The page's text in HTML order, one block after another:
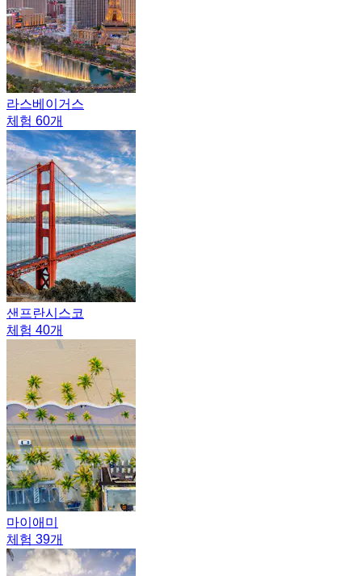
라스베이거스
체험 60개
샌프란시스코
체험 40개
마이애미
체험 39개